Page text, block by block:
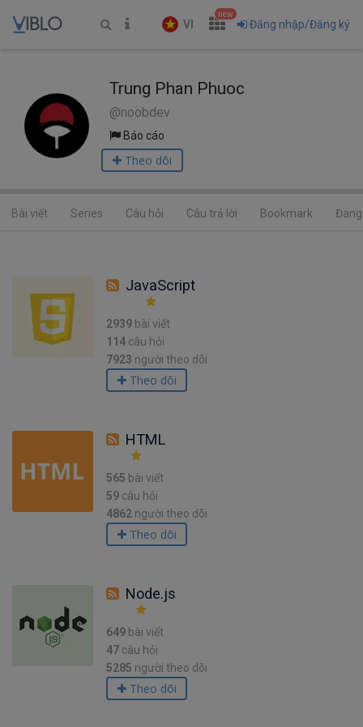
VI
new
Đăng nhập/Đăng ký
Trung Phan Phuoc
@noobdev
Báo cáo
Theo dõi
Bài viết Series Câu hỏi Câu trả lời Bookmark
JavaScript
2939 bài viết
114 câu hỏi
7923 người theo dõi
Theo dõi
HTML
565 bài viết
59 câu hỏi
4862 người theo dõi
Theo dõi
Node.js
649 bài viết
47 câu hỏi
5285 người theo dõi
Theo dõi